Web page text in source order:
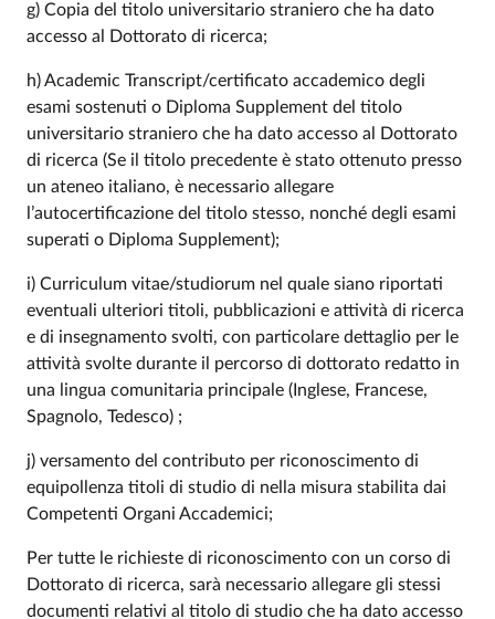
g) Copia del titolo universitario straniero che ha dato
accesso al Dottorato di ricerca;
h) Academic Transcript/certificato accademico degli
esami sostenuti o Diploma Supplement del titolo
universitario straniero che ha dato accesso al Dottorato
di ricerca (Se il titolo precedente è stato ottenuto presso
un ateneo italiano, è necessario allegare
l’autocertificazione del titolo stesso, nonché degli esami
superati o Diploma Supplement);
i) Curriculum vitae/studiorum nel quale siano riportati
eventuali ulteriori titoli, pubblicazioni e attività di ricerca
e di insegnamento svolti, con particolare dettaglio per le
attività svolte durante il percorso di dottorato redatto in
una lingua comunitaria principale (Inglese, Francese,
Spagnolo, Tedesco) ;
j) versamento del contributo per riconoscimento di
equipollenza titoli di studio di nella misura stabilita dai
Competenti Organi Accademici;
Per tutte le richieste di riconoscimento con un corso di
Dottorato di ricerca, sarà necessario allegare gli stessi
documenti relativi al titolo di studio che ha dato accesso